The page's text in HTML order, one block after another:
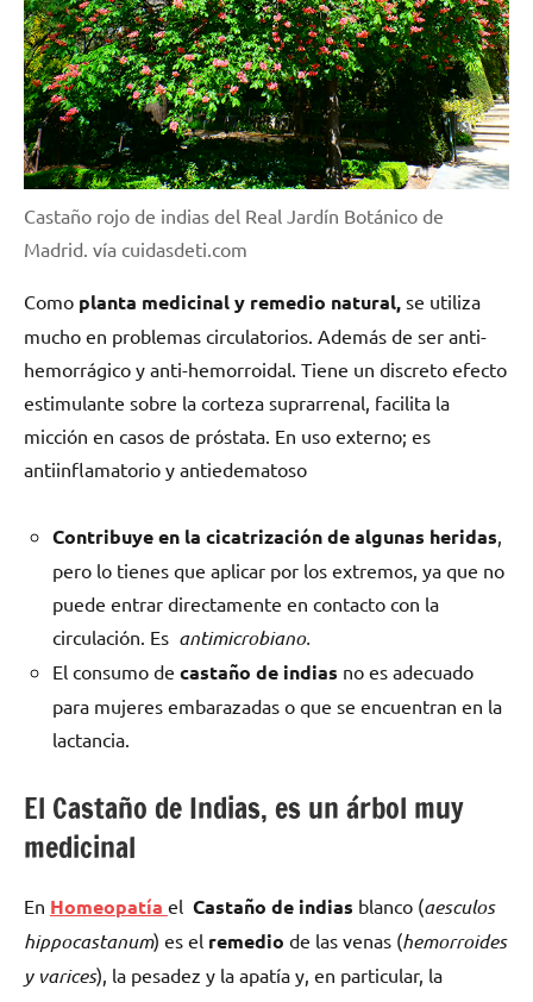
Castaño rojo de indias del Real Jardín Botánico de
Madrid. vía cuidasdeti.com
Como planta medicinal y remedio natural, se utiliza
mucho en problemas circulatorios. Además de ser anti-
hemorrágico y anti-hemorroidal. Tiene un discreto efecto
estimulante sobre la corteza suprarrenal, facilita la
micción en casos de próstata. En uso externo; es
antiinflamatorio y antiedematoso
Contribuye en la cicatrización de algunas heridas,
pero lo tienes que aplicar por los extremos, ya que no
puede entrar directamente en contacto con la
circulación. Es antimicrobiano.
El consumo de castaño de indias no es adecuado
para mujeres embarazadas o que se encuentran en la
lactancia.
El Castaño de Indias, es un árbol muy
medicinal
En Homeopatía el Castaño de indias blanco (aesculos
hippocastanum) es el remedio de las venas (hemorroides
y varices), la pesadez y la apatía y, en particular, la